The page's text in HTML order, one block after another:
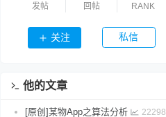
发帖 回帖 RANK
关注 私信
他的文章
[原创]某物App之算法分析 22298